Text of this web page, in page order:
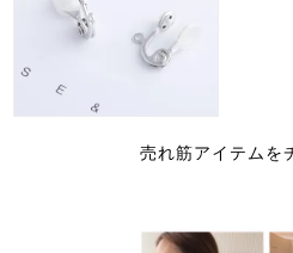
売れ筋アイテムを